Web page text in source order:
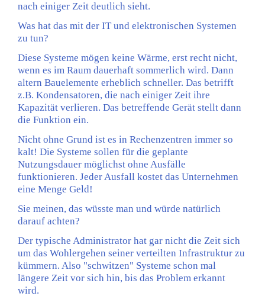
nach einiger Zeit deutlich sieht.
Was hat das mit der IT und elektronischen Systemen
zu tun?
Diese Systeme mögen keine Wärme, erst recht nicht,
wenn es im Raum dauerhaft sommerlich wird. Dann
altern Bauelemente erheblich schneller. Das betrifft
z.B. Kondensatoren, die nach einiger Zeit ihre
Kapazität verlieren. Das betreffende Gerät stellt dann
die Funktion ein.
Nicht ohne Grund ist es in Rechenzentren immer so
kalt! Die Systeme sollen für die geplante
Nutzungsdauer möglichst ohne Ausfälle
funktionieren. Jeder Ausfall kostet das Unternehmen
eine Menge Geld!
Sie meinen, das wüsste man und würde natürlich
darauf achten?
Der typische Administrator hat gar nicht die Zeit sich
um das Wohlergehen seiner verteilten Infrastruktur zu
kümmern. Also "schwitzen" Systeme schon mal
längere Zeit vor sich hin, bis das Problem erkannt
wird.